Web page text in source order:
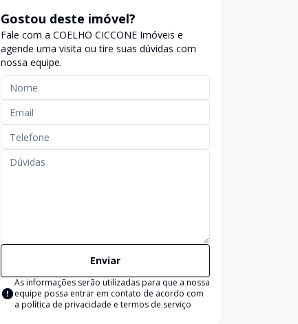
Gostou deste imóvel?
Fale com a COELHO CICCONE Imóveis e
agende uma visita ou tire suas dúvidas com
nossa equipe.
Enviar
As informações serão utilizadas para que a nossa
equipe possa entrar em contato de acordo com
a política de privacidade e termos de serviço